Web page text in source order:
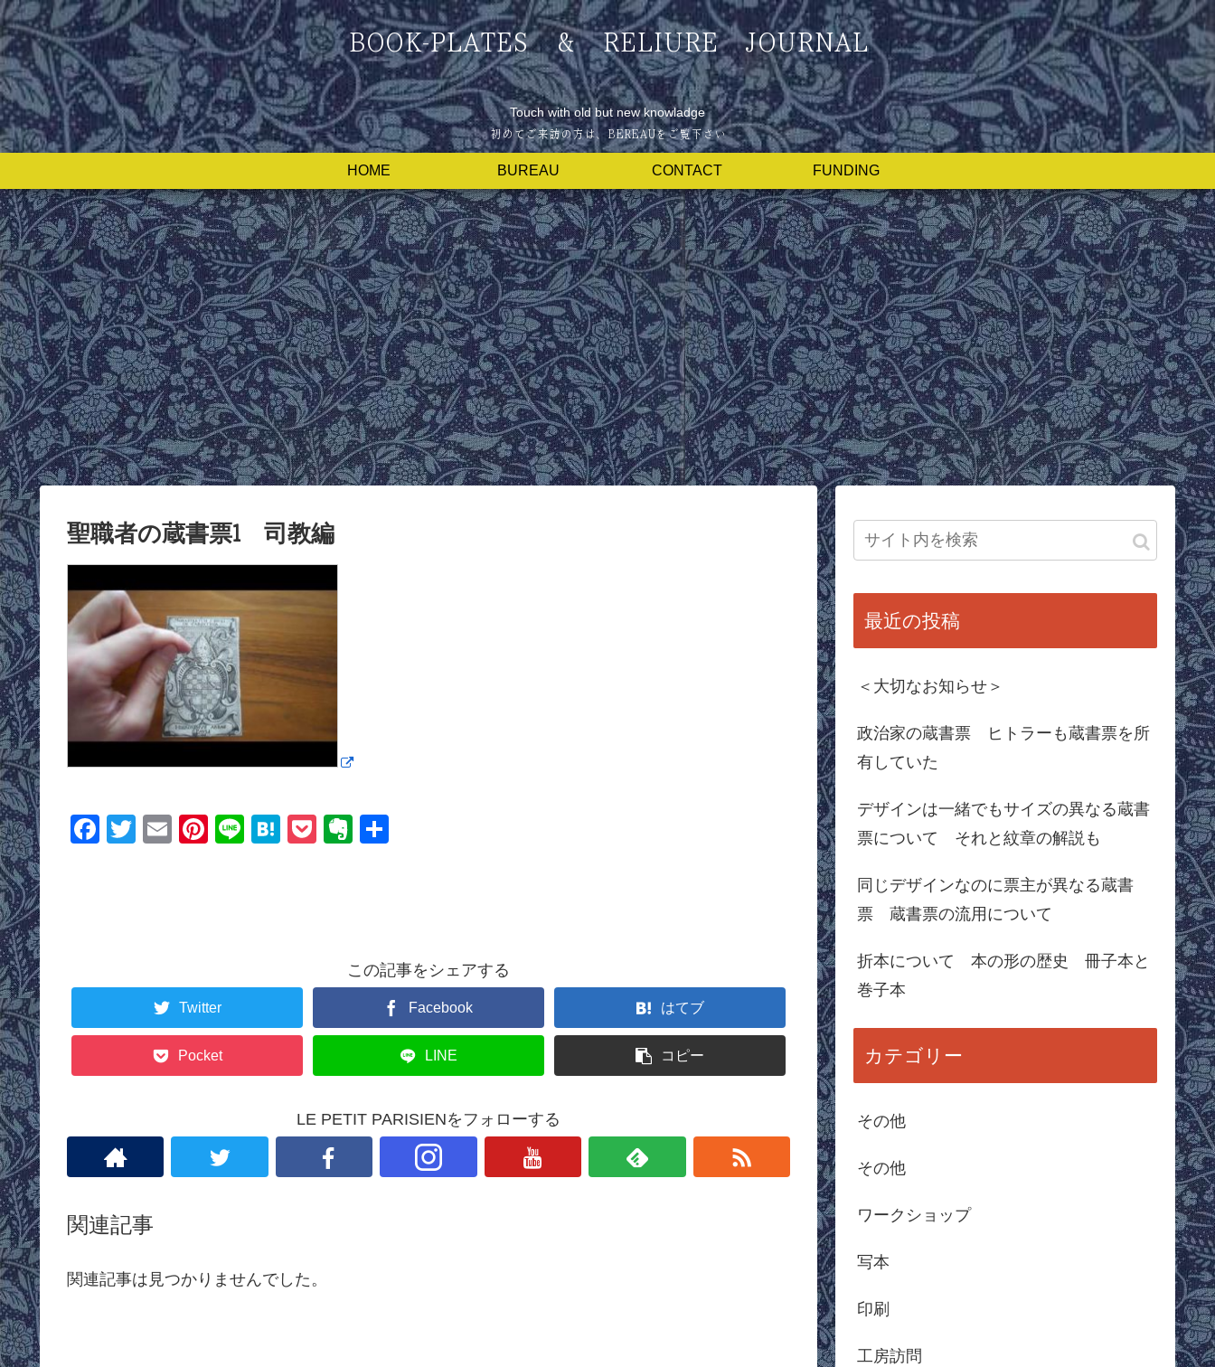
BOOK-PLATES & RELIURE JOURNAL
Touch with old but new knowladge
HOME BUREAU CONTACT FUNDING
聖職者の蔵書票1 司教編
F
k
T
E
Pi
Li
H
P
E
e
この記事をシェアする
Twitter Facebook はてブ
Pocket LINE コピー
LE PETIT PARISIENをフォローする
関連記事
関連記事は見つかりませんでした。
最近の投稿
＜大切なお知らせ＞
政治家の蔵書票 ヒトラーも蔵書票を所
有していた
デザインは一緒でもサイズの異なる蔵書
票について それと紋章の解説も
同じデザインなのに票主が異なる蔵書
票 蔵書票の流用について
折本について 本の形の歴史 冊子本と
巻子本
カテゴリー
その他
その他
ワークショップ
写本
印刷
工房訪問